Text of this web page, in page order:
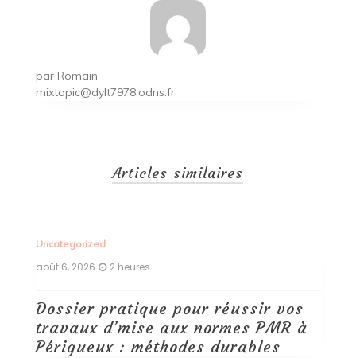
par Romain
mixtopic@dylt7978.odns.fr
Articles similaires
Uncategorized
août 6, 2026 2 heures
Dossier pratique pour réussir vos
travaux d’mise aux normes PMR à
Périgueux : méthodes durables